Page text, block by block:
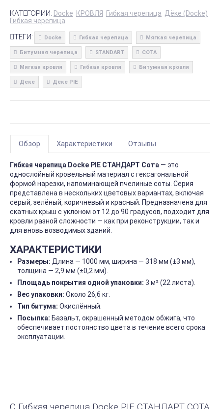
КАТЕГОРИИ: Docke КРОВЛЯ Гибкая черепица Дёке (Docke)
Гибкая черепица
ТЕГИ: Docke Гибкая черепица Мягкая черепица
Битумная черепица STANDART СОТА
Мягкая кровля Гибкая кровля Битумная кровля
Деке Дёке PIE
Обзор Характеристики Отзывы
Гибкая черепица Docke PIE СТАНДАРТ Сота — это
однослойный кровельный материал с гексагональной
формой нарезки, напоминающей пчелиные соты. Серия
представлена в нескольких цветовых вариантах, включая
серый, зелёный, коричневый и красный. Предназначена для
скатных крыш с уклоном от 12 до 90 градусов, подходит для
кровли разной сложности — как при реконструкции, так и
для вновь возводимых зданий.
ХАРАКТЕРИСТИКИ
Размеры: Длина — 1000 мм, ширина — 318 мм (±3 мм),
толщина — 2,9 мм (±0,2 мм).
Площадь покрытия одной упаковки: 3 м² (22 листа).
Вес упаковки: Около 26,6 кг.
Тип битума: Окислённый.
Посыпка: Базальт, окрашенный методом обжига, что
обеспечивает постоянство цвета в течение всего срока
эксплуатации.